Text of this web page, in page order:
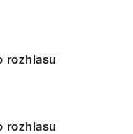
rozhlasu
rozhlasu